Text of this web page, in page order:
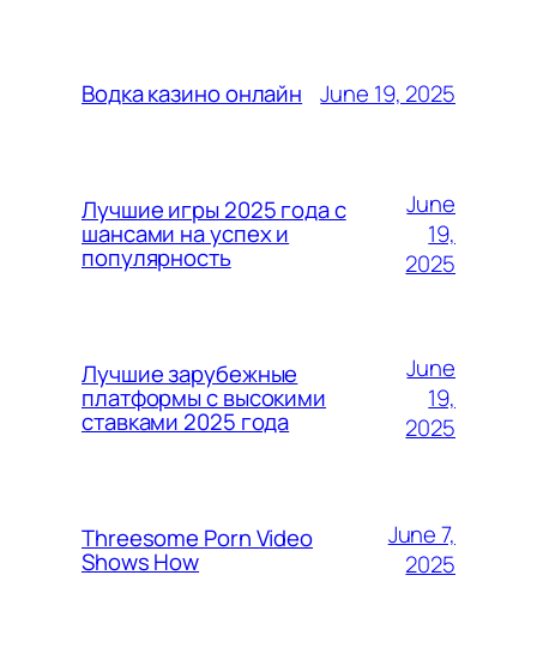
Водка казино онлайн June 19, 2025
Лучшие игры 2025 года с
шансами на успех и
популярность
June
19,
2025
Лучшие зарубежные
платформы с высокими
ставками 2025 года
June
19,
2025
Threesome Porn Video
Shows How
June 7,
2025